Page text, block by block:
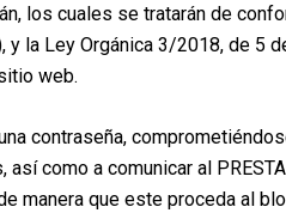
los cuales se tratarán de
la Ley Orgánica 3/2018, de 5
web.
contraseña,
como a comunicar al
manera que este proceda al